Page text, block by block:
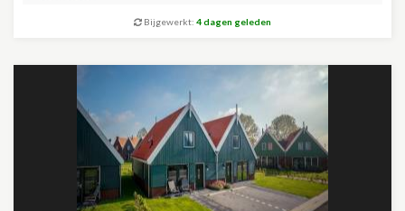
Bijgewerkt: 4 dagen geleden